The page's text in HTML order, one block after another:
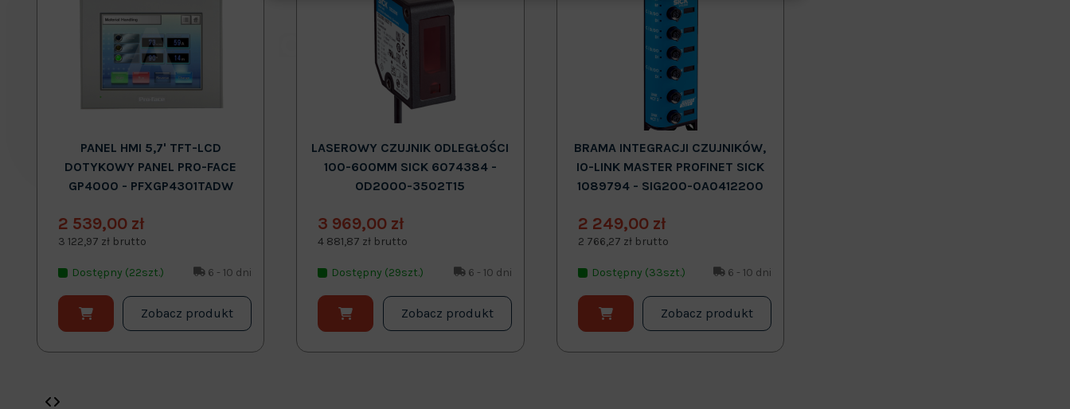
PANEL HMI 5,7' TFT-LCD
DOTYKOWY PANEL PRO-FACE
GP4000 - PFXGP4301TADW
2 539,00 zł
3 122,97 zł brutto
Dostępny (22szt.) 6 - 10 dni
Zobacz produkt
LASEROWY CZUJNIK ODLEGŁOŚCI
100-600MM SICK 6074384 -
OD2000-3502T15
3 969,00 zł
4 881,87 zł brutto
Dostępny (29szt.) 6 - 10 dni
Zobacz produkt
BRAMA INTEGRACJI CZUJNIKÓW,
IO-LINK MASTER PROFINET SICK
1089794 - SIG200-0A0412200
2 249,00 zł
2 766,27 zł brutto
Dostępny (33szt.) 6 - 10 dni
Zobacz produkt